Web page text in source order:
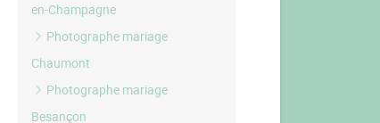
en-Champagne
Photographe mariage
Chaumont
Photographe mariage
Besançon